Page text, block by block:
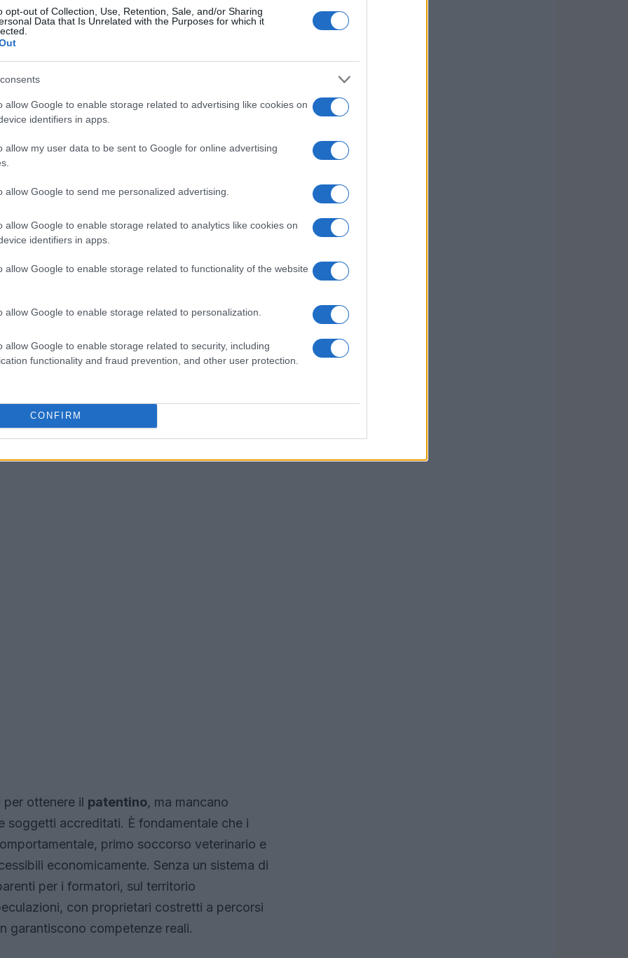
opt-out of Collection, Use, Retention, Sale, and/or Sharing
Data that Is Unrelated with the Purposes for which it
allow Google to enable storage related to advertising like cookies on
identifiers in apps.
allow my user data to be sent to Google for online advertising
allow Google to send me personalized advertising.
allow Google to enable storage related to analytics like cookies on
identifiers in apps.
allow Google to enable storage related to functionality of the website
allow Google to enable storage related to personalization.
allow Google to enable storage related to security, including
functionality and fraud prevention, and other user protection.
CONFIRM
criteri per il rilascio delpatentino , fino alle
di precisazioni, il rischio è di creare oneri
contenziosi.
attenzione
ricorrenti: l’istituzione di un
formativi per i proprietari, e misure per la
la vaghezza nella descrizione delle
complica l’operatività. Senza
validato per distinguere le tipologie, si
semplicemente per caratteristiche
le responsabilità tra enti locali, sanitari e
delle norme.
con esattezza cosa si intende pertipologie
comportamentali e non esclusivamente a
misure
con enti veterinari e le società
e protocolli di valutazione del
necessita di misure aggiuntive come il
ottenere il patentino, ma mancano
soggetti accreditati. È fondamentale che i
primo soccorso veterinario e
economicamente. Senza un sistema di
per i formatori, sul territorio
con proprietari costretti a percorsi
garantiscono competenze reali.